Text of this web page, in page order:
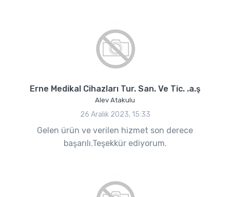
Erne Medikal Cihazları Tur. San. Ve Tic. .a.ş
Alev Atakulu
26 Aralık 2023, 15:33
Gelen ürün ve verilen hizmet son derece
başarılı.Teşekkür ediyorum.